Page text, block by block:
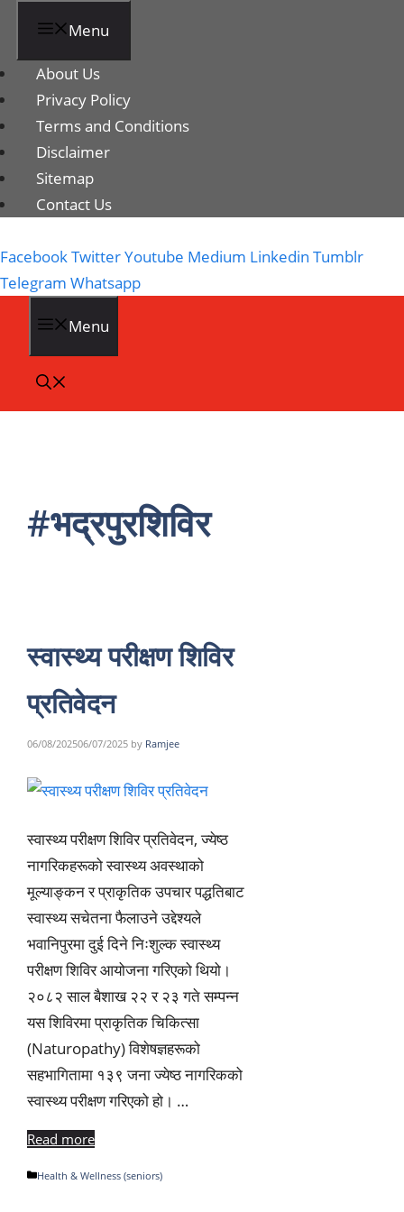
Menu
About Us
Privacy Policy
Terms and Conditions
Disclaimer
Sitemap
Contact Us
FacebookTwitterYoutube Medium Linkedin Tumblr
Telegram Whatsapp
Menu
#भद्रपुरशिविर
स्वास्थ्य परीक्षण शिविर
प्रतिवेदन
06/08/202506/07/2025 by Ramjee
स्वास्थ्य परीक्षण शिविर प्रतिवेदन, ज्येष्ठ
नागरिकहरूको स्वास्थ्य अवस्थाको
मूल्याङ्कन र प्राकृतिक उपचार पद्धतिबाट
स्वास्थ्य सचेतना फैलाउने उद्देश्यले
भवानिपुरमा दुई दिने निःशुल्क स्वास्थ्य
परीक्षण शिविर आयोजना गरिएको थियो।
२०८२ साल बैशाख २२ र २३ गते सम्पन्न
यस शिविरमा प्राकृतिक चिकित्सा
(Naturopathy) विशेषज्ञहरूको
सहभागितामा १३९ जना ज्येष्ठ नागरिकको
स्वास्थ्य परीक्षण गरिएको हो। …
Read more
Categories
Health & Wellness (seniors)